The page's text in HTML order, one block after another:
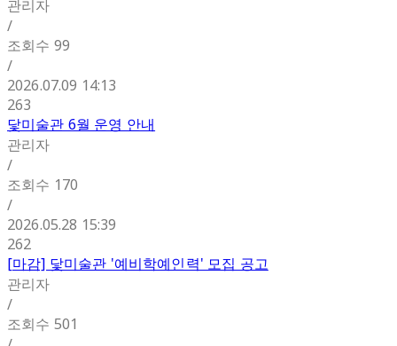
관리자
/
조회수 99
/
2026.07.09 14:13
263
닻미술관 6월 운영 안내
관리자
/
조회수 170
/
2026.05.28 15:39
262
[마감] 닻미술관 '예비학예인력' 모집 공고
관리자
/
조회수 501